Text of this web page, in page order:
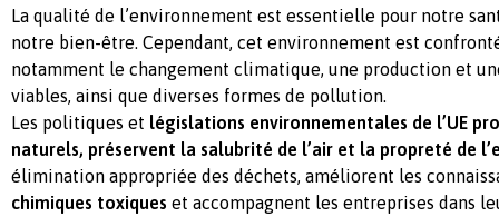
La qualité de l’environnement est essentielle pour notre
notre bien-être. Cependant, cet environnement est
notamment le changement climatique, une production et
viables, ainsi que diverses formes de pollution.
Les politiques et législations environnementales de l’UE
naturels, préservent la salubrité de l’air et la propreté de
élimination appropriée des déchets, améliorent les
chimiques toxiques et accompagnent les entreprises dans